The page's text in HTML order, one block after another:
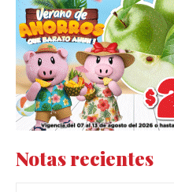
Notas recientes